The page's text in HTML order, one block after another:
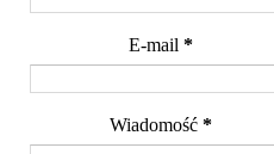
E-mail *
Wiadomość *